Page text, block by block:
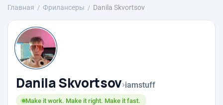
Главная Фрилансеры Danila Skvortsov
Danila Skvortsov›iamstuff
Make it work. Make it right. Make it fast.